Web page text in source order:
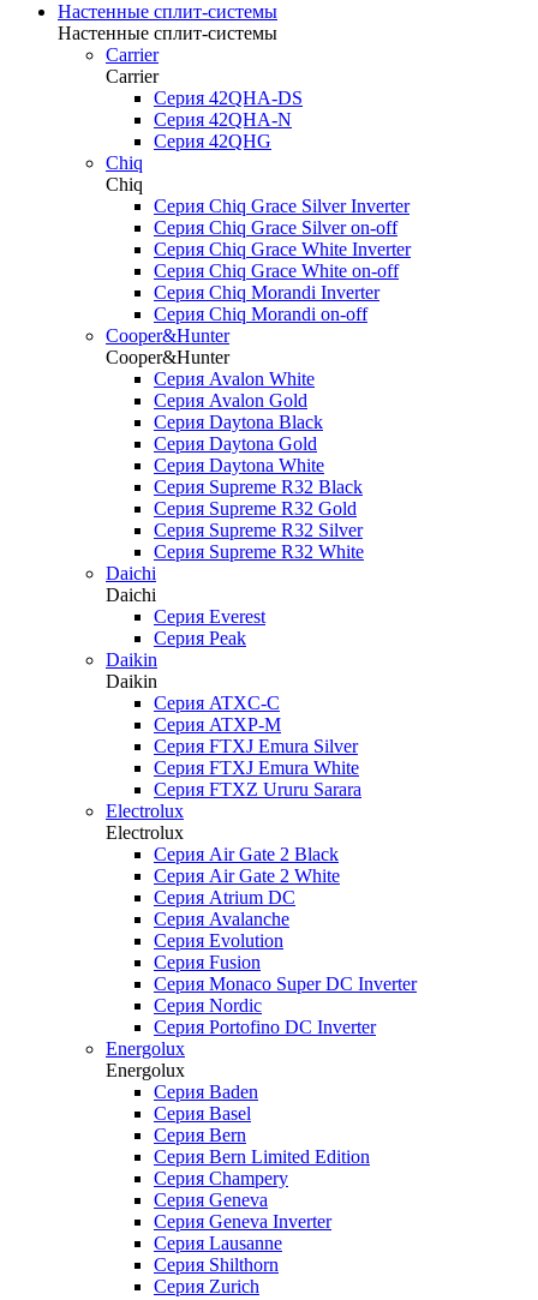
Настенные сплит-системы
Настенные сплит-системы
Carrier
Carrier
Серия 42QHA-DS
Серия 42QHA-N
Серия 42QHG
Chiq
Chiq
Серия Chiq Grace Silver Inverter
Серия Chiq Grace Silver on-off
Серия Chiq Grace White Inverter
Серия Chiq Grace White on-off
Серия Chiq Morandi Inverter
Серия Chiq Morandi on-off
Cooper&Hunter
Cooper&Hunter
Cерия Avalon White
Серия Avalon Gold
Серия Daytona Black
Серия Daytona Gold
Серия Daytona White
Серия Supreme R32 Black
Серия Supreme R32 Gold
Серия Supreme R32 Silver
Серия Supreme R32 White
Daichi
Daichi
Серия Everest
Серия Peak
Daikin
Daikin
Серия ATXC-C
Серия ATXP-M
Серия FTXJ Emura Silver
Серия FTXJ Emura White
Серия FTXZ Ururu Sarara
Electrolux
Electrolux
Серия Air Gate 2 Black
Серия Air Gate 2 White
Серия Atrium DC
Серия Avalanche
Серия Evolution
Серия Fusion
Серия Monaco Super DC Inverter
Серия Nordic
Серия Portofino DC Inverter
Energolux
Energolux
Серия Baden
Серия Basel
Серия Bern
Серия Bern Limited Edition
Серия Champery
Серия Geneva
Серия Geneva Inverter
Серия Lausanne
Серия Shilthorn
Серия Zurich